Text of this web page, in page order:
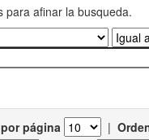
para afinar la busqueda.
página |